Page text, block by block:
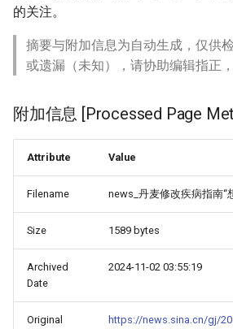
的关注。
摘要与附加信息为自动生成，仅供
或遗漏（未知），请协助编辑指正，
附加信息 [Processed Page
Attribute Value
Filename news_丹麦修改疾病指南“
Size 1589 bytes
Archived
Date
2024-11-02 03:55:19
Original
https://news.sina.cn/gj/